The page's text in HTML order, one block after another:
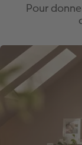
Pour